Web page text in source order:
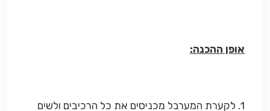
אופן ההכנה:
1. לקערת המערבל מכניסים את כל הרכיבים ולשים